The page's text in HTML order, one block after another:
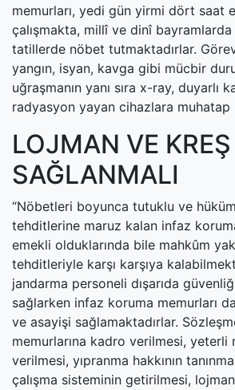
memurları, yedi gün yirmi dört saat
çalışmakta, millî ve dinî
tatillerde nöbet tutmaktadırlar.
yangın, isyan, kavga gibi mücbir
uğraşmanın yanı sıra x-ray, duyarlı
radyasyon yayan cihazlara muhatap
LOJMAN VE
SAĞLANMALI
“Nöbetleri boyunca tutuklu ve
tehditlerine maruz kalan infaz
emekli olduklarında bile mahkûm
tehditleriyle karşı karşıya
jandarma personeli dışarıda
sağlarken infaz koruma memurları
ve asayişi sağlamaktadırlar.
memurlarına kadro verilmesi, yeterli
verilmesi, yıpranma hakkının
çalışma sisteminin getirilmesi,